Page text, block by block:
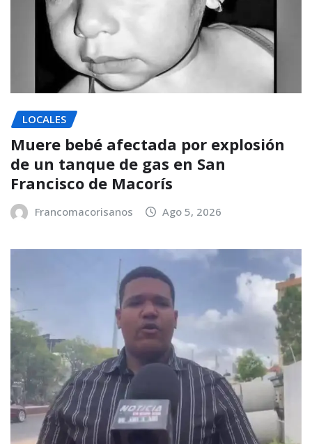
LOCALES
Muere bebé afectada por explosión
de un tanque de gas en San
Francisco de Macorís
Francomacorisanos Ago 5, 2026